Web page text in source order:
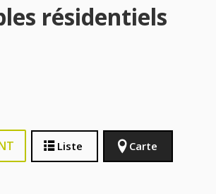
résidentiels
Liste Carte